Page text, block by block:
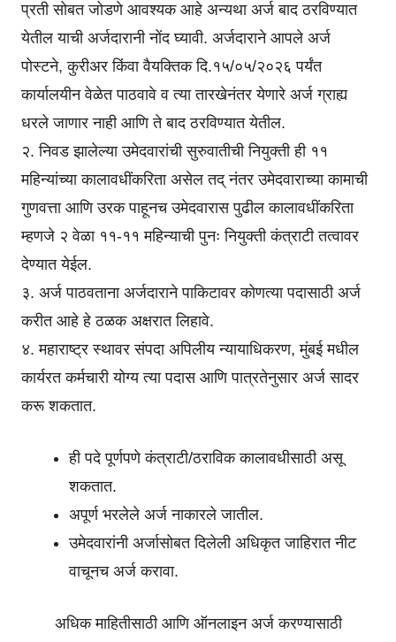
प्रती सोबत जोडणे आवश्यक आहे अन्यथा अर्ज बाद ठरविण्यात
येतील याची अर्जदारानी नोंद घ्यावी. अर्जदाराने आपले अर्ज
पोस्टने, कुरीअर किंवा वैयक्तिक दि.१५/०५/२०२६ पर्यंत
कार्यालयीन वेळेत पाठवावे व त्या तारखेनंतर येणारे अर्ज ग्राह्य
धरले जाणार नाही आणि ते बाद ठरविण्यात येतील.
२. निवड झालेल्या उमेदवारांची सुरुवातीची नियुक्ती ही ११
महिन्यांच्या कालावधींकरिता असेल तद् नंतर उमेदवाराच्या कामाची
गुणवत्ता आणि उरक पाहूनच उमेदवारास पुढील कालावधींकरिता
म्हणजे २ वेळा ११-११ महिन्याची पुनः नियुक्ती कंत्राटी तत्वावर
देण्यात येईल.
३. अर्ज पाठवताना अर्जदाराने पाकिटावर कोणत्या पदासाठी अर्ज
करीत आहे हे ठळक अक्षरात लिहावे.
४. महाराष्ट्र स्थावर संपदा अपिलीय न्यायाधिकरण, मुंबई मधील
कार्यरत कर्मचारी योग्य त्या पदास आणि पात्रतेनुसार अर्ज सादर
करू शकतात.
ही पदे पूर्णपणे कंत्राटी/ठराविक कालावधीसाठी असू
शकतात.
अपूर्ण भरलेले अर्ज नाकारले जातील.
उमेदवारांनी अर्जासोबत दिलेली अधिकृत जाहिरात नीट
वाचूनच अर्ज करावा.
अधिक माहितीसाठी आणि ऑनलाइन अर्ज करण्यासाठी